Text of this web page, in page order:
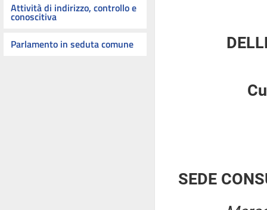
Attività di indirizzo, controllo e
conoscitiva
Parlamento in seduta comune
SEDE